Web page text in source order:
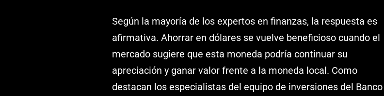
Según la mayoría de los expertos en finanzas, la respuesta es
afirmativa. Ahorrar en dólares se vuelve beneficioso cuando el
mercado sugiere que esta moneda podría continuar su
apreciación y ganar valor frente a la moneda local. Como
destacan los especialistas del equipo de inversiones del Banco